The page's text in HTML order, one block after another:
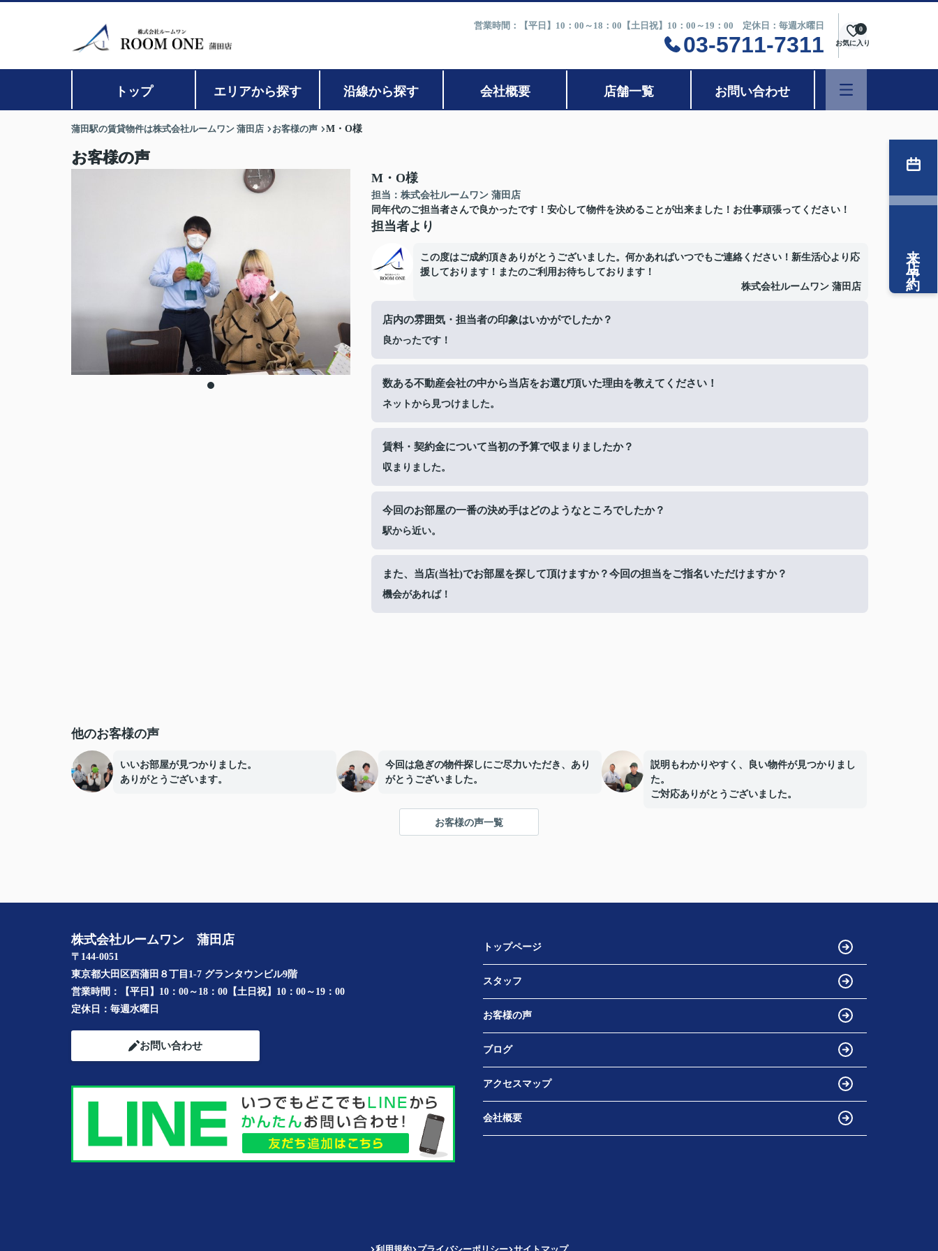
営業時間：【平日】10：00～18：00【土日祝】10：00～19：00 定休日：毎週水曜日
03-5711-7311 お気に入り
0
トップ エリアから探す 沿線から探す 会社概要 店舗一覧 お問い合わせ
蒲田駅の賃貸物件は株式会社ルームワン 蒲田店 お客様の声 M・O様
お客様の声
M・O様
担当：株式会社ルームワン 蒲田店
同年代のご担当者さんで良かったです！安心して物件を決めることが出来ました！お仕事頑張ってください！
担当者より
この度はご成約頂きありがとうございました。何かあればいつでもご連絡ください！新生活心より応
援しております！またのご利用お待ちしております！
株式会社ルームワン 蒲田店
店内の雰囲気・担当者の印象はいかがでしたか？
良かったです！
数ある不動産会社の中から当店をお選び頂いた理由を教えてください！
ネットから見つけました。
賃料・契約金について当初の予算で収まりましたか？
収まりました。
今回のお部屋の一番の決め手はどのようなところでしたか？
駅から近い。
また、当店(当社)でお部屋を探して頂けますか？今回の担当をご指名いただけますか？
機会があれば！
他のお客様の声
いいお部屋が見つかりました。
ありがとうございます。
今回は急ぎの物件探しにご尽力いただき、あり
がとうございました。
説明もわかりやすく、良い物件が見つかりまし
た。
ご対応ありがとうございました。
お客様の声一覧
来店予約
株式会社ルームワン 蒲田店
〒144-0051
東京都大田区西蒲田８丁目1-7 グランタウンビル9階
営業時間：
【平日】10：00～18：00【土日祝】10：00～19：00
定休日： 毎週水曜日
お問い合わせ
トップページ
スタッフ
お客様の声
ブログ
アクセスマップ
会社概要